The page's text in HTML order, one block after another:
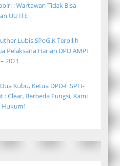
: Wartawan Tidak Bisa
UU ITE
Lubis SPoG.K Terpilih
Pelaksana Harian DPD AMPI
2021
Kubu, Ketua DPD-F.SPTI-
: Clear, Berbeda Fungsi, Kami
Hukum!